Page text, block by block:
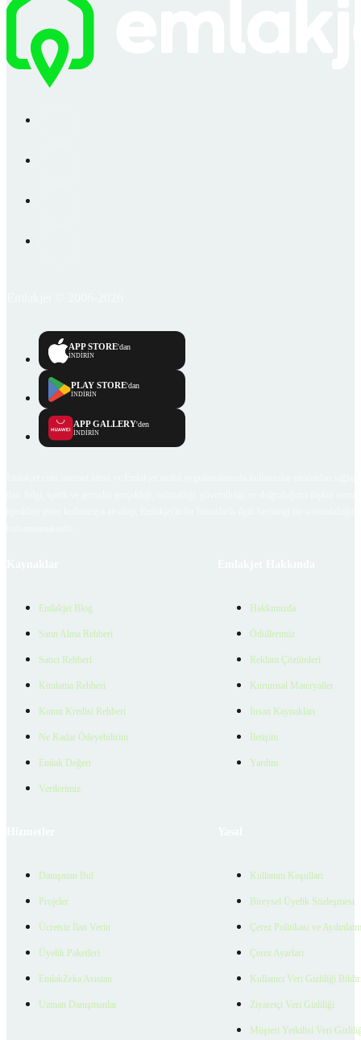
APP STORE'dan
İNDİRİN
PLAY STORE'dan
İNDİRİN
APP GALLERY'den
İNDİRİN
Emlakjet Blog
Satın Alma Rehberi
Satıcı Rehberi
Kiralama Rehberi
Konut Kredisi Rehberi
Ne Kadar Ödeyebilirim
Emlak Değeri
Verilerimiz
Hakkımızda
Ödüllerimiz
Reklam Çözümleri
Kurumsal Materyaller
İnsan Kaynakları
İletişim
Yardım
Danışman Bul
Projeler
Ücretsiz İlan Verin
Üyelik Paketleri
EmlakZeka Asistan
Uzman Danışmanlar
Kullanım Koşulları
Bireysel Üyelik Sözleşmesi
Çerez Politikası ve
Çerez Ayarları
Kullanıcı Veri Gizliliği
Ziyaretçi Veri Gizliliği
Müşteri Yetkilisi Veri